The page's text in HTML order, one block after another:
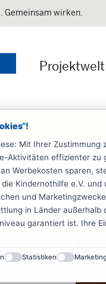
Mit Ihrer Zustimmung
Aktivitäten effizienter
Werbekosten sparen,
Kindernothilfe e.V.
und
in Länder außerhalb
garantiert ist. Ihre
Statistiken
Gemeinsam wirken.
Projektwelt
Informieren